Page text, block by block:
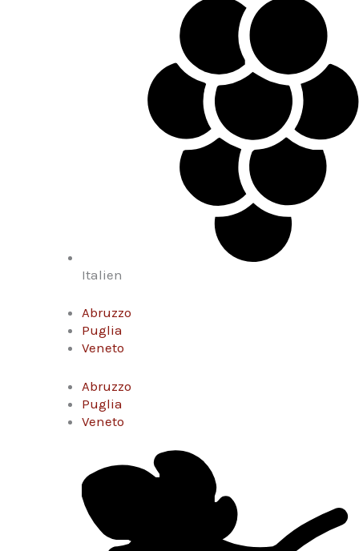
Italien
Abruzzo
Puglia
Veneto
Abruzzo
Puglia
Veneto